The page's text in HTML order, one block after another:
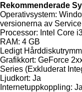
Rekommenderade
Operativsystem:
versionerna av
Processor: Intel Core
RAM: 4 GB
Ledigt
Grafikkort: GeForce
Series (Exkluderat
Ljudkort: Ja
Internetuppkoppling: Ja